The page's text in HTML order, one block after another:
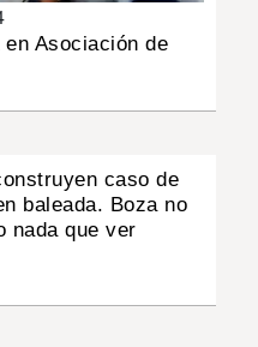
Asociación de
caso de
baleada. Boza no
nada que ver